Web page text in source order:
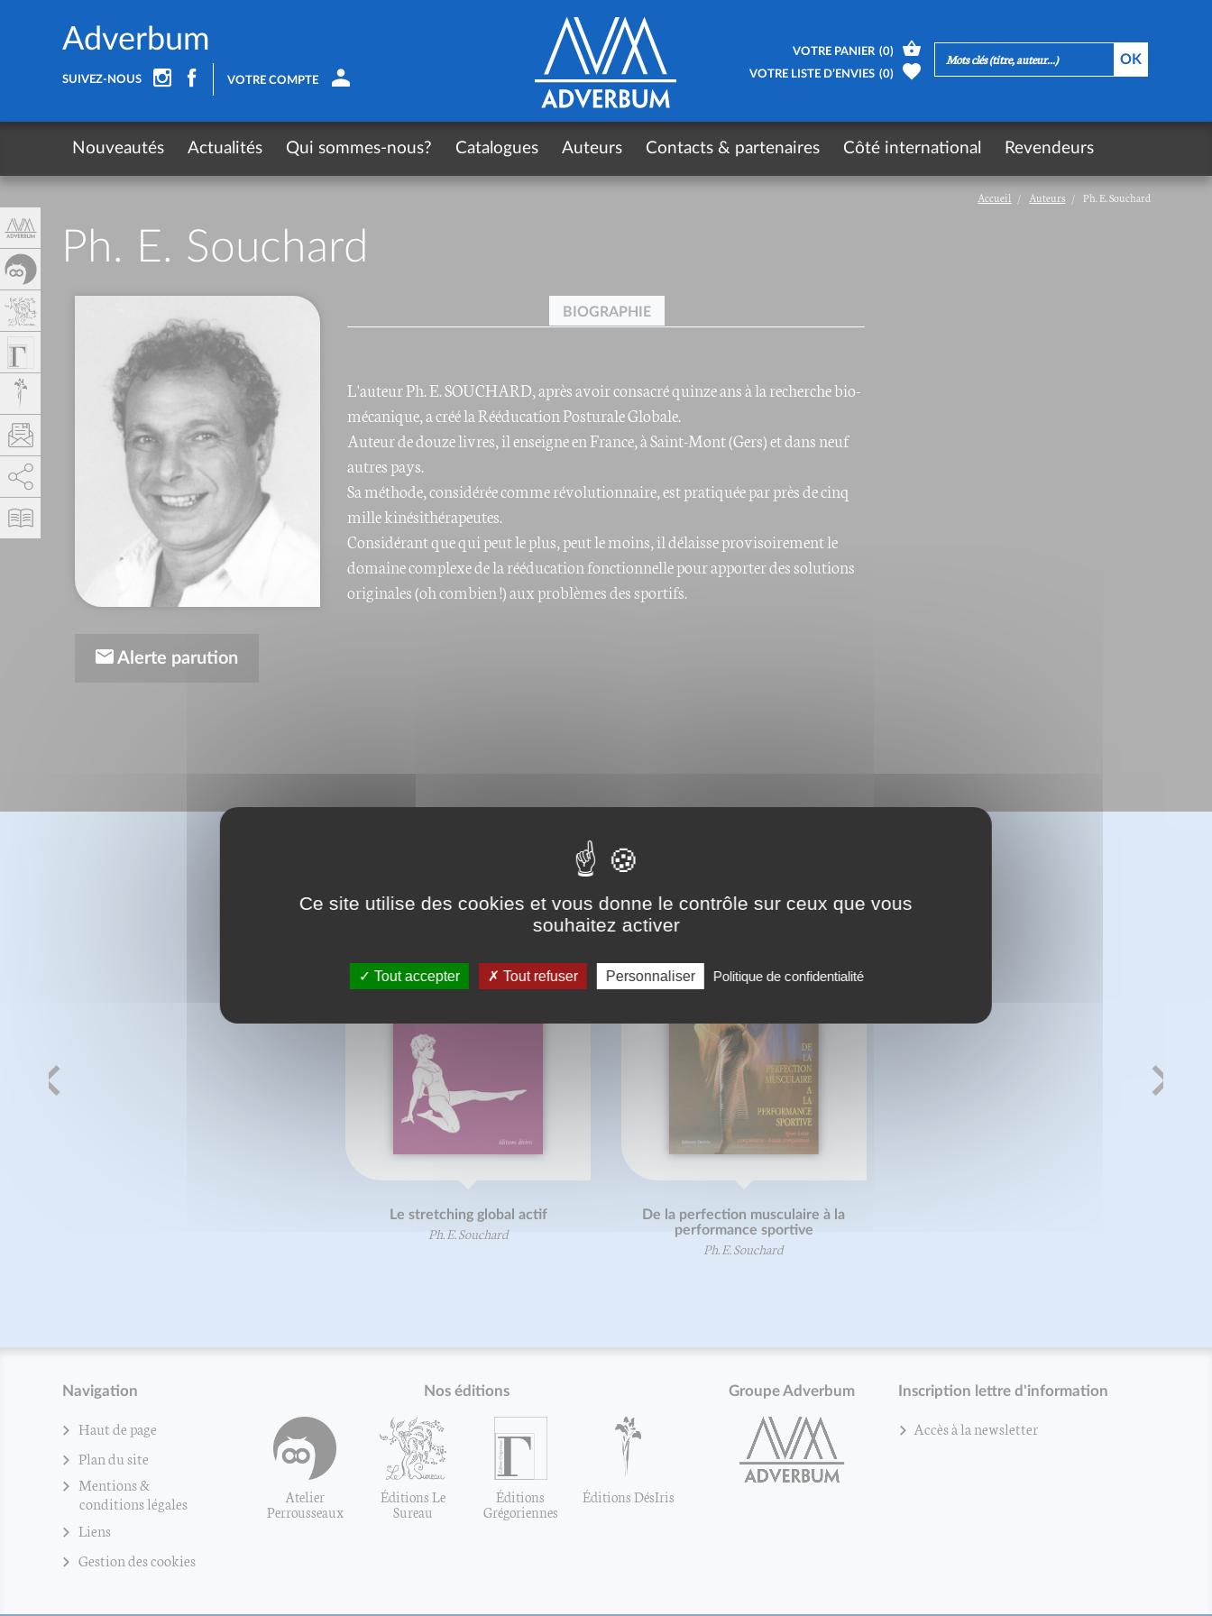
Accueil Auteurs Ph. E. Souchard
Ph. E. Souchard
Alerte parution
BIOGRAPHIE
L'auteur Ph. E. SOUCHARD, après avoir consacré quinze ans à la recherche bio-
mécanique, a créé la Rééducation Posturale Globale.
Auteur de douze livres, il enseigne en France, à Saint-Mont (Gers) et dans neuf
autres pays.
Sa méthode, considérée comme révolutionnaire, est pratiquée par près de cinq
mille kinésithérapeutes.
Considérant que qui peut le plus, peut le moins, il délaisse provisoirement le
domaine complexe de la rééducation fonctionnelle pour apporter des solutions
originales (oh combien !) aux problèmes des sportifs.
BIBLIOGRAPHIE
Le stretching global actif
Ph. E. Souchard
De la perfection musculaire à la
performance sportive
Ph. E. Souchard
Navigation
Haut de page
Plan du site
Mentions &
conditions légales
Liens
Gestion des cookies
Nos éditions
Atelier
Perrousseaux
Éditions Le
Sureau
Éditions
Grégoriennes
Éditions DésIris
Groupe Adverbum Inscription lettre d'information
Accès à la newsletter
Adverbum
SUIVEZ-NOUS VOTRE COMPTE
VOTRE PANIER (0)
VOTRE LISTE D’ENVIES (0)
Nouveautés Actualités Qui sommes-nous? Catalogues Auteurs Contacts & partenaires Côté international Revendeurs
Autoriser
Ce site utilise des cookies et vous donne le contrôle sur ceux que vous
souhaitez activer
Tout accepter Tout refuser Personnaliser Politique de confidentialité